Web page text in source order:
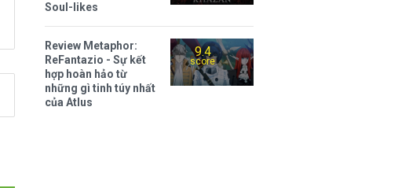
Soul-likes
9.4
score
Review Metaphor:
ReFantazio - Sự kết
hợp hoàn hảo từ
những gì tinh túy nhất
của Atlus